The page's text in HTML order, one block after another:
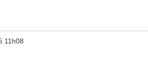
11h08